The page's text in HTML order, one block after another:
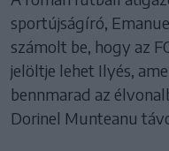
sportújságíró,
számolt be, hogy az
jelöltje lehet Ilyés,
bennmarad az
Dorinel Munteanu